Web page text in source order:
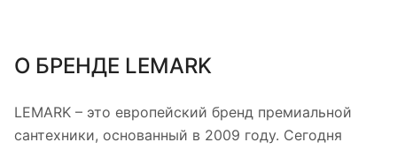
О БРЕНДЕ LEMARK
LEMARK – это европейский бренд премиальной
сантехники, основанный в 2009 году. Сегодня